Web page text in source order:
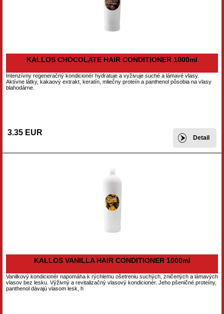
KALLOS CHOCOLATE HAIR CONDITIONER 1000ml
Intenzívny regeneračný kondicionér hydratuje a vyživuje suché a lámavé vlasy.
Aktívne látky, kakaový extrakt, keratín, mliečny proteín a panthenol pôsobia na vlasy
blahodárne.
3.35 EUR
Detail
KALLOS VANILLA HAIR CONDITIONER 1000ml
Vanilkový kondicionér napomáha k rýchlemu ošetreniu suchých, zničených a lámavých
vlasov bez lesku. Výživný a revitalizačný vlasový kondicionér. Jeho pšeničné proteíny,
panthenol dávajú vlasom lesk, h